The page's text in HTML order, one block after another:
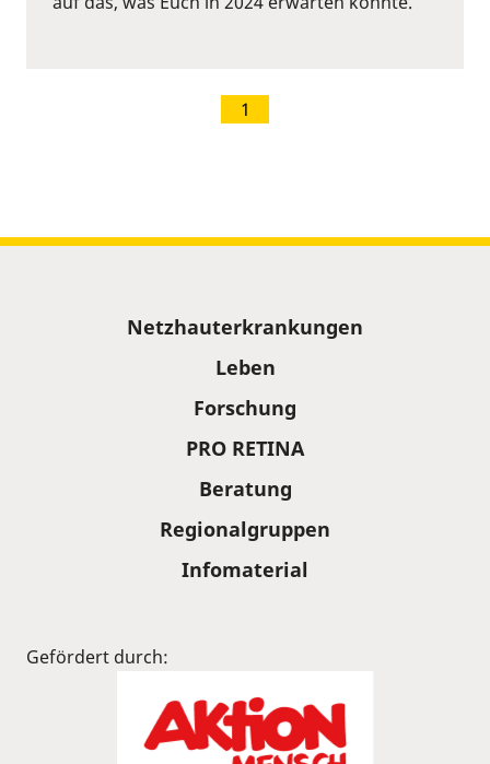
1
Netzhauterkrankungen
Leben
Forschung
PRO RETINA
Beratung
Regionalgruppen
Infomaterial
Gefördert durch: